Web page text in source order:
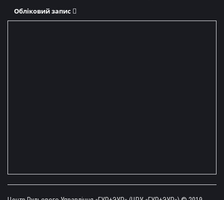
Обліковий запис